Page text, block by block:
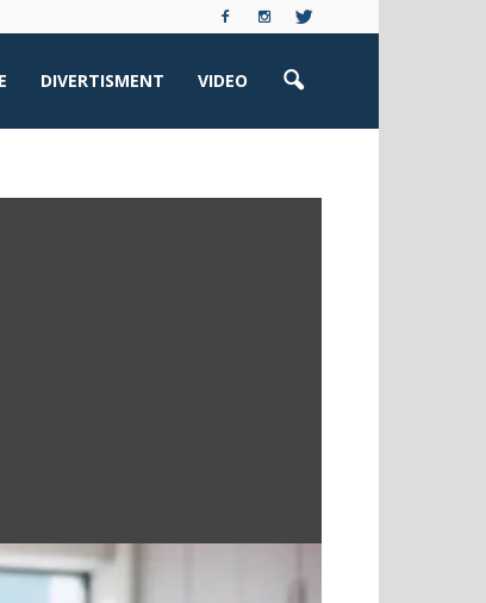
DIVERTISMENT VIDEO